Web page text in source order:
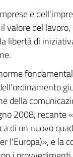
e
valore del
libertà di
della
2008, recante
di un nuovo
l'Europa)», e la